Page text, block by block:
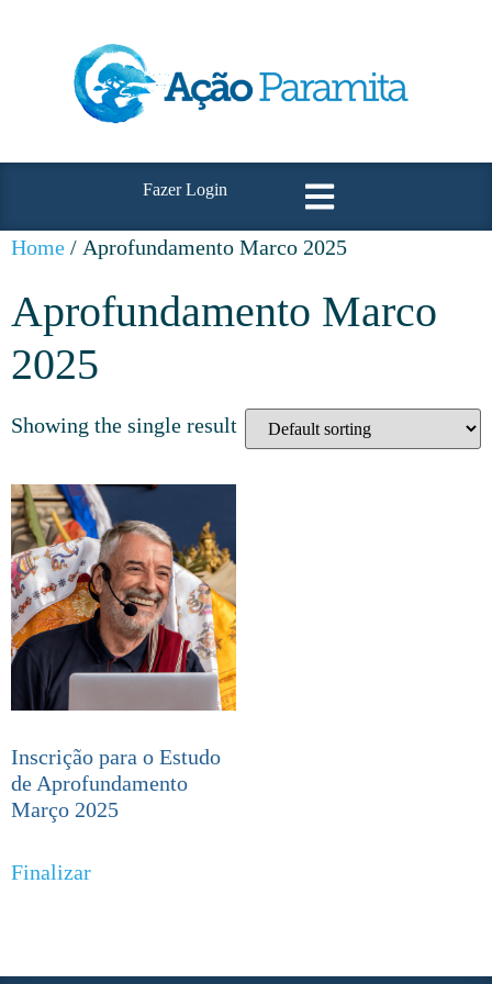
Fazer Login
Home / Aprofundamento Marco 2025
Aprofundamento Marco
2025
Showing the single result
Inscrição para o Estudo
de Aprofundamento
Março 2025
Finalizar